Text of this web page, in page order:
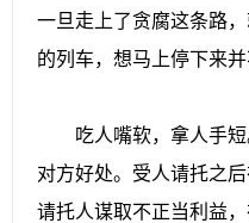
一旦走上了贪腐这条路
的列车，想马上停下来
吃人嘴软，拿人手短
对方好处。受人请托之
请托人谋取不正当利益